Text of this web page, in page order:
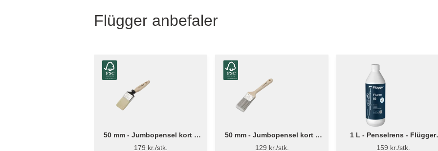
Flügger anbefaler
50 mm - Jumbopensel kort –
Flügger Excellence Series
179 kr./stk.
50 mm - Jumbopensel kort –
Flügger Pro Series
129 kr./stk.
1 L - Penselrens - Flügger
Fluren 59
159 kr./stk.